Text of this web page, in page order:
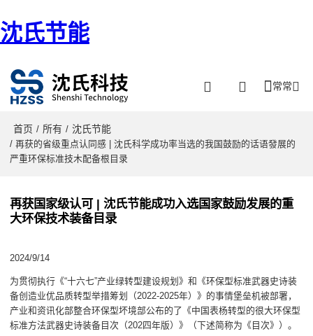
沈氏节能
常常
首页 / 所有 / 沈氏节能
/ 再获的省级重点认同感 | 沈氏科学成功率当选的我国鼓励的话语發展的
严重环保标准技木配备根目录
再获国家级认可 | 沈氏节能成功入选国家鼓励发展的重
大环保技术装备目录
2024/9/14
为贯彻执行《“十六七”产业绿转型建设规划》和《环保型标准武器史诗装
备创造业优品质转型举措筹划（2022-2025年）》的事情堡垒机被部署，
产业和资讯化部整合环保型坏境部公布的了《中国表杨转型的很大环保型
标准方法武器史诗装备目次（202四年版）》（下述简称为《目次》）。